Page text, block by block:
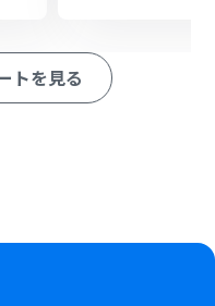
をアップロードする」ア
ァイルを指定のフォルダ
クションでは、実際に操
トを見る